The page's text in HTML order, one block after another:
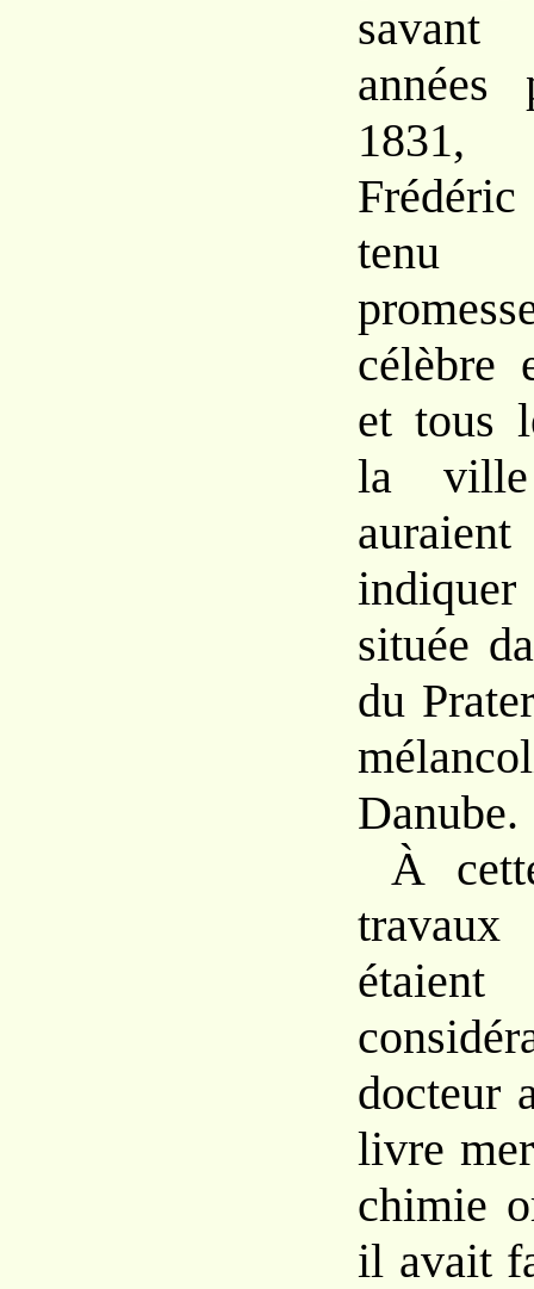
1831,
tenu
célèbre
et tous
la
située
du
Danube.
À
docteur
livre
chimie
il avait